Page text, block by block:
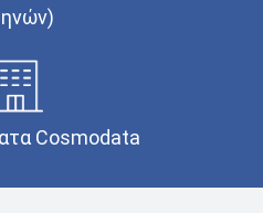
Cosmodata